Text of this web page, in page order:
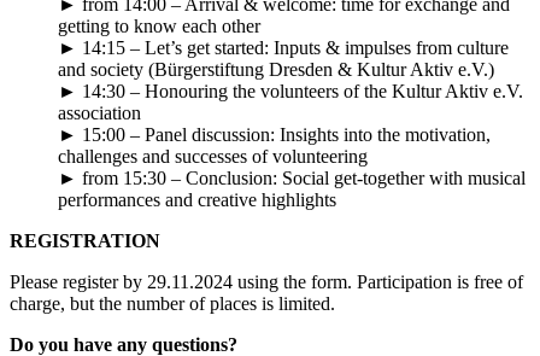
getting to know each other
► 14:15 – Let’s get started: Inputs & impulses from culture
and society (Bürgerstiftung Dresden & Kultur Aktiv e.V.)
► 14:30 – Honouring the volunteers of the Kultur Aktiv e.V.
association
► 15:00 – Panel discussion: Insights into the motivation,
challenges and successes of volunteering
► from 15:30 – Conclusion: Social get-together with musical
performances and creative highlights
REGISTRATION
Please register by 29.11.2024 using the form. Participation is free of
charge, but the number of places is limited.
Do you have any questions?